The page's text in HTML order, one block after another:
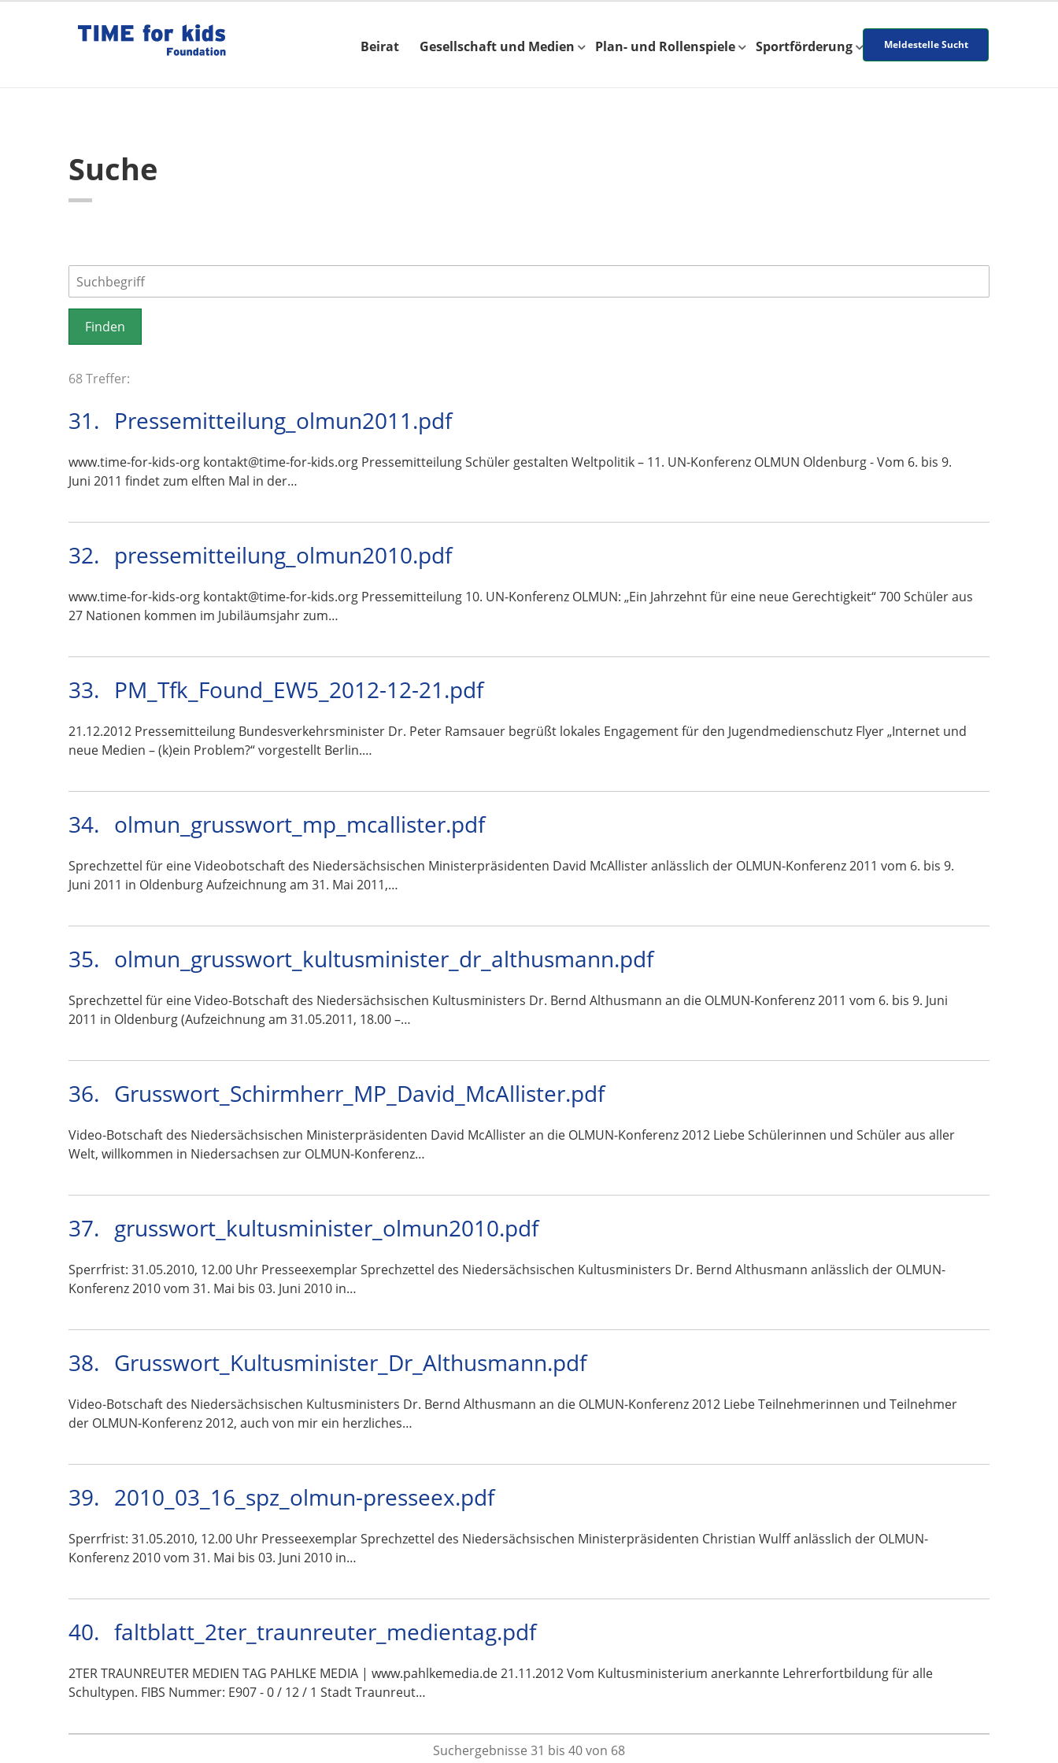
Beirat Gesellschaft und Medien Plan- und Rollenspiele Sportförderung Meldestelle Sucht
Suche
68 Treffer:
31. Pressemitteilung_olmun2011.pdf
www.time-for-kids-org kontakt@time-for-kids.org Pressemitteilung Schüler gestalten Weltpolitik – 11. UN-Konferenz OLMUN Oldenburg - Vom 6. bis 9.
Juni 2011 findet zum elften Mal in der…
32. pressemitteilung_olmun2010.pdf
www.time-for-kids-org kontakt@time-for-kids.org Pressemitteilung 10. UN-Konferenz OLMUN: „Ein Jahrzehnt für eine neue Gerechtigkeit“ 700 Schüler aus
27 Nationen kommen im Jubiläumsjahr zum…
33. PM_Tfk_Found_EW5_2012-12-21.pdf
21.12.2012 Pressemitteilung Bundesverkehrsminister Dr. Peter Ramsauer begrüßt lokales Engagement für den Jugendmedienschutz Flyer „Internet und
neue Medien – (k)ein Problem?“ vorgestellt Berlin.…
34. olmun_grusswort_mp_mcallister.pdf
Sprechzettel für eine Videobotschaft des Niedersächsischen Ministerpräsidenten David McAllister anlässlich der OLMUN-Konferenz 2011 vom 6. bis 9.
Juni 2011 in Oldenburg Aufzeichnung am 31. Mai 2011,…
35. olmun_grusswort_kultusminister_dr_althusmann.pdf
Sprechzettel für eine Video-Botschaft des Niedersächsischen Kultusministers Dr. Bernd Althusmann an die OLMUN-Konferenz 2011 vom 6. bis 9. Juni
2011 in Oldenburg (Aufzeichnung am 31.05.2011, 18.00 –…
36. Grusswort_Schirmherr_MP_David_McAllister.pdf
Video-Botschaft des Niedersächsischen Ministerpräsidenten David McAllister an die OLMUN-Konferenz 2012 Liebe Schülerinnen und Schüler aus aller
Welt, willkommen in Niedersachsen zur OLMUN-Konferenz…
37. grusswort_kultusminister_olmun2010.pdf
Sperrfrist: 31.05.2010, 12.00 Uhr Presseexemplar Sprechzettel des Niedersächsischen Kultusministers Dr. Bernd Althusmann anlässlich der OLMUN-
Konferenz 2010 vom 31. Mai bis 03. Juni 2010 in…
38. Grusswort_Kultusminister_Dr_Althusmann.pdf
Video-Botschaft des Niedersächsischen Kultusministers Dr. Bernd Althusmann an die OLMUN-Konferenz 2012 Liebe Teilnehmerinnen und Teilnehmer
der OLMUN-Konferenz 2012, auch von mir ein herzliches…
39. 2010_03_16_spz_olmun-presseex.pdf
Sperrfrist: 31.05.2010, 12.00 Uhr Presseexemplar Sprechzettel des Niedersächsischen Ministerpräsidenten Christian Wulff anlässlich der OLMUN-
Konferenz 2010 vom 31. Mai bis 03. Juni 2010 in…
40. faltblatt_2ter_traunreuter_medientag.pdf
2TER TRAUNREUTER MEDIEN TAG PAHLKE MEDIA | www.pahlkemedia.de 21.11.2012 Vom Kultusministerium anerkannte Lehrerfortbildung für alle
Schultypen. FIBS Nummer: E907 - 0 / 12 / 1 Stadt Traunreut…
Suchergebnisse 31 bis 40 von 68